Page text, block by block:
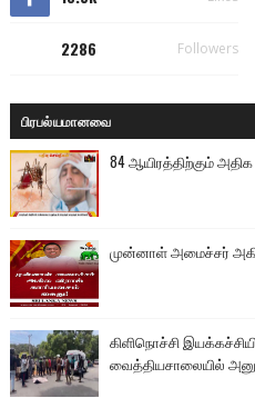
2286 Followers
பிரபல்யமானவை
84 ஆயிரத்திற்கும்
முன்னாள் அமைச்சர்
கிளிநொச்சி
வைத்தியசாலையில்